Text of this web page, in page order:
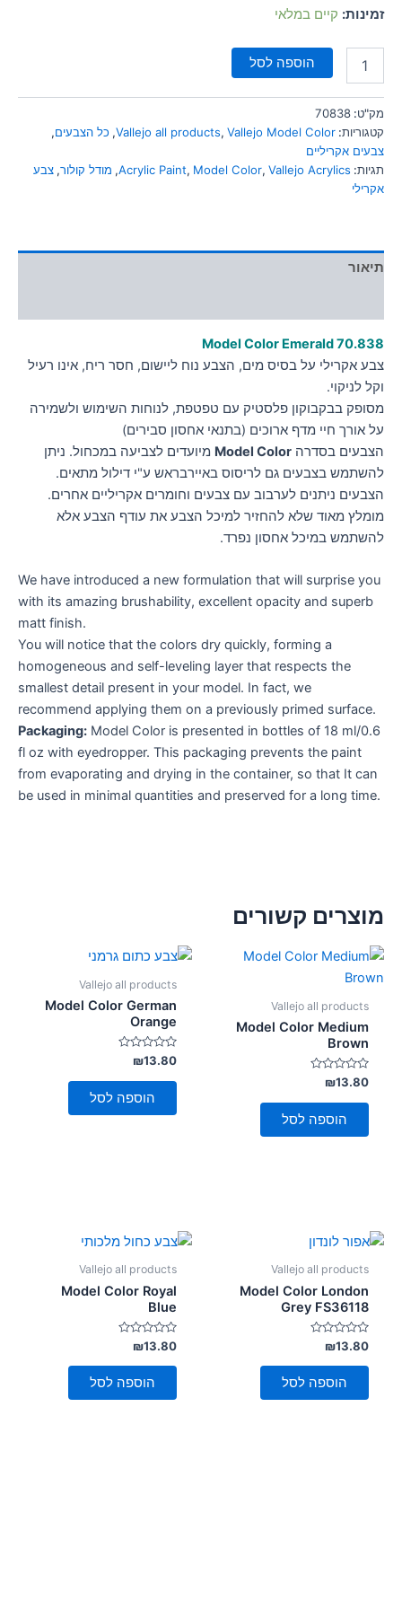
font_download סמן קישורים זמינות: קיים במלאי
הוספה לסל
מק"ט: 70838
קטגוריות:
Vallejo all products, Vallejo Model Color
, כל הצבעים,
צבעים אקריליים
תגיות:
Acrylic Paint, Model Color, Vallejo Acrylics
, מודל קולור, צבע
אקרילי
תיאור
Model Color Emerald70.838
צבע אקרילי על בסיס מים, הצבע נוח ליישום, חסר ריח, אינו רעיל
וקל לניקוי.
מסופק בבקבוקון פלסטיק עם טפטפת, לנוחות השימוש ולשמירה
על אורך חיי מדף ארוכים (בתנאי אחסון סבירים)
הצבעים בסדרה Model Color מיועדים לצביעה במכחול. ניתן
להשתמש בצבעים גם לריסוס באיירבראש ע"י דילול מתאים.
הצבעים ניתנים לערבוב עם צבעים וחומרים אקריליים אחרים.
מומלץ מאוד שלא להחזיר למיכל הצבע את עודף הצבע אלא
להשתמש במיכל אחסון נפרד.
We have introduced a new formulation that will surprise you
with its amazing brushability, excellent opacity and superb
matt finish.
You will notice that the colors dry quickly, forming a
homogeneous and self-leveling layer that respects the
smallest detail present in your model. In fact, we
recommend applying them on a previously primed surface.
Packaging: Model Color is presented in bottles of 18 ml/0.6
fl oz with eyedropper. This packaging prevents the paint
from evaporating and drying in the container, so that It can
be used in minimal quantities and preserved for a long time.
מוצרים קשורים
Vallejo all products
Model Color Medium
Brown
דורג
0
מתוך
₪13.80
הוספה לסל
Vallejo all products
Model Color German
Orange
דורג
0
מתוך
₪13.80
הוספה לסל
Vallejo all products
Model Color London
Grey FS36118
דורג
0
מתוך
₪13.80
הוספה לסל
Vallejo all products
Model Color Royal
Blue
דורג
0
מתוך
₪13.80
הוספה לסל